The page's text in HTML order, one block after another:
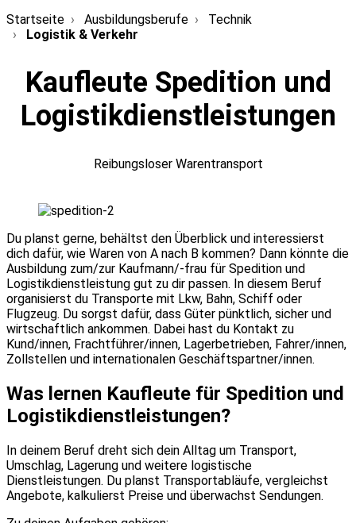
Startseite
Ausbildungsberufe
Technik
Logistik & Verkehr
Kaufleute Spedition und
Logistikdienstleistungen
Reibungsloser Warentransport
Du planst gerne, behältst den Überblick und interessierst
dich dafür, wie Waren von A nach B kommen? Dann könnte die
Ausbildung zum/zur Kaufmann/-frau für Spedition und
Logistikdienstleistung gut zu dir passen. In diesem Beruf
organisierst du Transporte mit Lkw, Bahn, Schiff oder
Flugzeug. Du sorgst dafür, dass Güter pünktlich, sicher und
wirtschaftlich ankommen. Dabei hast du Kontakt zu
Kund/innen, Frachtführer/innen, Lagerbetrieben, Fahrer/innen,
Zollstellen und internationalen Geschäftspartner/innen.
Was lernen Kaufleute für Spedition und
Logistikdienstleistungen?
In deinem Beruf dreht sich dein Alltag um Transport,
Umschlag, Lagerung und weitere logistische
Dienstleistungen. Du planst Transportabläufe, vergleichst
Angebote, kalkulierst Preise und überwachst Sendungen.